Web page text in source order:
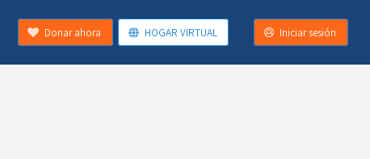
Donar ahora HOGAR VIRTUAL Iniciar sesión